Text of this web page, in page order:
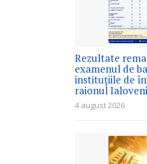
Rezultate
examenul de
instituțiile de
raionul Ialoveni
4 august 2026